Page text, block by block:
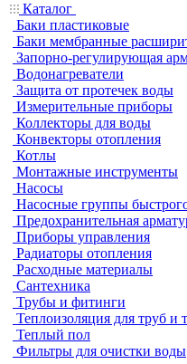
Каталог
Баки пластиковые
Баки мембранные
Запорно-регулирующая
Водонагреватели
Защита от протечек воды
Измерительные приборы
Коллекторы для воды
Конвекторы отопления
Котлы
Монтажные инструменты
Насосы
Насосные группы
Предохранительная
Приборы управления
Радиаторы отопления
Расходные материалы
Сантехника
Трубы и фитинги
Теплоизоляция для труб и
Теплый пол
Фильтры для очистки воды